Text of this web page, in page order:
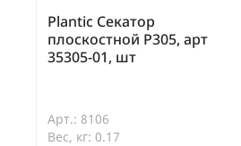
Plantic Секатор
плоскостной P305, арт
35305-01, шт
Арт.: 8106
Вес, кг: 0.17